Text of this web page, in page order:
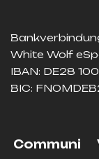
White Wolf
IBAN: DE28
BIC:
Communi